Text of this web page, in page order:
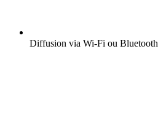
Diffusion via Wi-Fi ou Bluetooth